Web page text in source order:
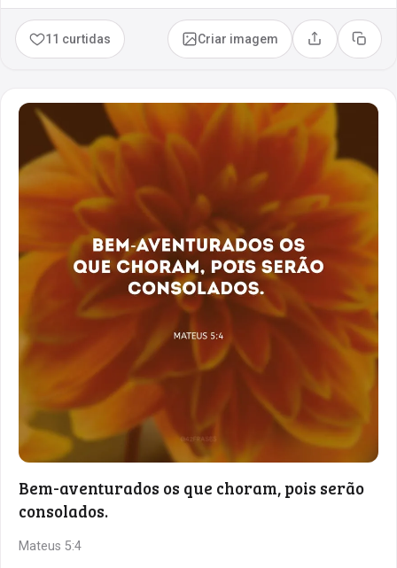
11 curtidas Criar imagem Compartilhar
Copiar
Bem-aventurados os que choram, pois serão
consolados.
Mateus 5:4